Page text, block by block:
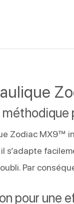
Zodiac MX9™
s’adapte
Par
pour une